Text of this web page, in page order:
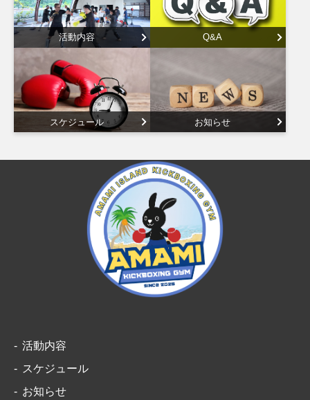
活動内容 Q&A
スケジュール お知らせ
活動内容
スケジュール
お知らせ